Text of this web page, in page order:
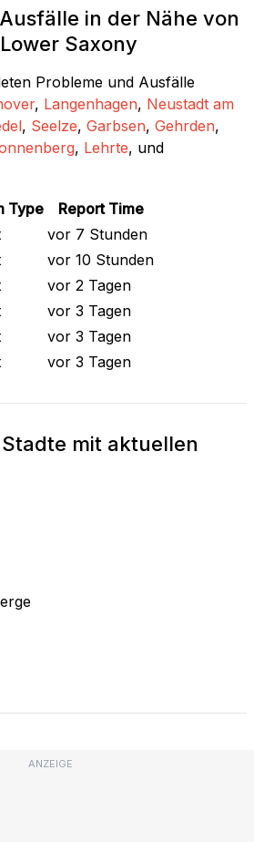
in der Nähe von
Saxony
Probleme und Ausfälle
, Langenhagen, Neustadt am
, Seelze, Garbsen, Gehrden,
, Lehrte, und
Type
Report Time
vor 7 Stunden
vor 10 Stunden
vor 2 Tagen
vor 3 Tagen
vor 3 Tagen
vor 3 Tagen
mit aktuellen
ANZEIGE